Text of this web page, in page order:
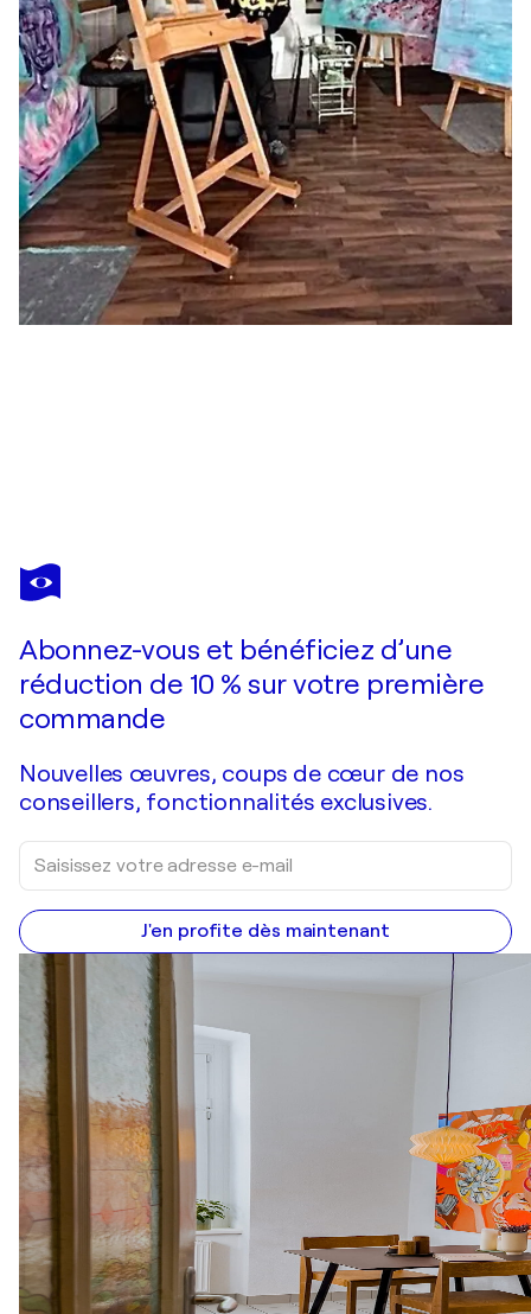
PETKO DZHELEBOV
Khmer king
Abonnez-vous et bénéficiez d’une
réduction de 10 % sur votre première
commande
Nouvelles œuvres, coups de cœur de nos
conseillers, fonctionnalités exclusives.
J'en profite dès maintenant